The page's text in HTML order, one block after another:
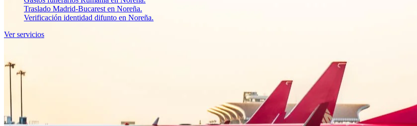
Traslado Madrid-Bucarest en Noreña.
Verificación identidad difunto en Noreña.
Ver servicios